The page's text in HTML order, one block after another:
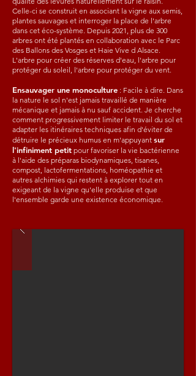
Celle-ci se construit en associant la vigne aux semis,
plantes sauvages et interroger la place de l'arbre
dans cet éco-système. Depuis 2021, plus de 300
arbres ont été plantés en collaboration avec le Parc
des Ballons des Vosges et Haie Vive d Alsace.
L'arbre pour créer des réserves d'eau, l'arbre pour
protéger du soleil, l'arbre pour protéger du vent.
Ensauvager une monoculture : Facile à dire. Dans
la nature le sol n'est jamais travaillé de manière
mécanique et jamais à nu sauf accident. Je cherche
comment progressivement limiter le travail du sol et
adapter les itinéraires techniques afin d'éviter de
détruire le précieux humus en m'appuyant sur
l'infiniment petit pour favoriser la vie bactérienne
à l'aide des préparas biodynamiques, tisanes,
compost, lactofermentations, homéopathie et
autres alchimies qui restent à explorer tout en
exigeant de la vigne qu'elle produise et que
l'ensemble garde une existence économique.